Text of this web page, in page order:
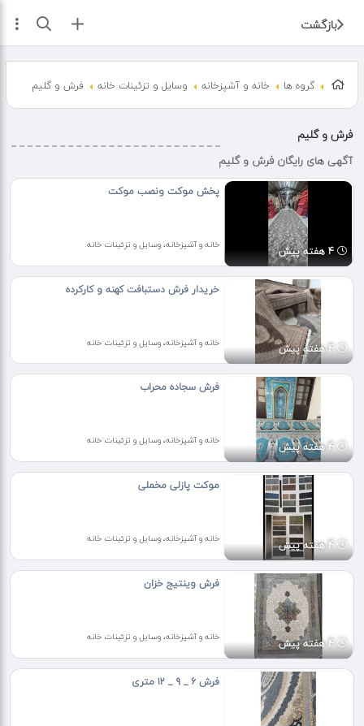
بازگشت ثبت آگهی
گروه ها خانه و آشپزخانه وسایل و تزئینات خانه فرش و گلیم
فرش و گلیم
آگهی های رایگان فرش و گلیم
4 هفته پیش
پخش موکت ونصب موکت
خانه و آشپزخانه، وسایل و تزئینات خانه
4 هفته پیش
خریدار فرش دستبافت کهنه و کارکرده
خانه و آشپزخانه، وسایل و تزئینات خانه
4 هفته پیش
فرش سجاده محراب
خانه و آشپزخانه، وسایل و تزئینات خانه
4 هفته پیش
موکت پازلی مخملی
خانه و آشپزخانه، وسایل و تزئینات خانه
4 هفته پیش
فرش وینتیج خزان
خانه و آشپزخانه، وسایل و تزئینات خانه
فرش ۶ _ ۹ _ ۱۲ متری